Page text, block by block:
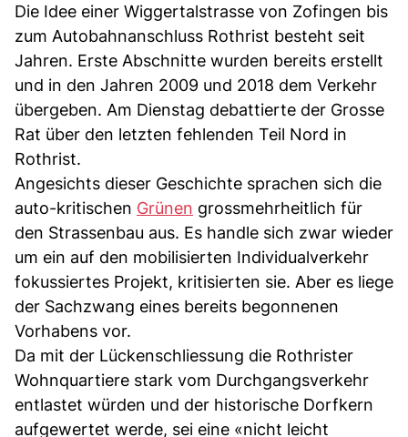
Die Idee einer Wiggertalstrasse von Zofingen bis
zum Autobahnanschluss Rothrist besteht seit
Jahren. Erste Abschnitte wurden bereits erstellt
und in den Jahren 2009 und 2018 dem Verkehr
übergeben. Am Dienstag debattierte der Grosse
Rat über den letzten fehlenden Teil Nord in
Rothrist.
Angesichts dieser Geschichte sprachen sich die
auto-kritischen Grünen grossmehrheitlich für
den Strassenbau aus. Es handle sich zwar wieder
um ein auf den mobilisierten Individualverkehr
fokussiertes Projekt, kritisierten sie. Aber es liege
der Sachzwang eines bereits begonnenen
Vorhabens vor.
Da mit der Lückenschliessung die Rothrister
Wohnquartiere stark vom Durchgangsverkehr
entlastet würden und der historische Dorfkern
aufgewertet werde, sei eine «nicht leicht